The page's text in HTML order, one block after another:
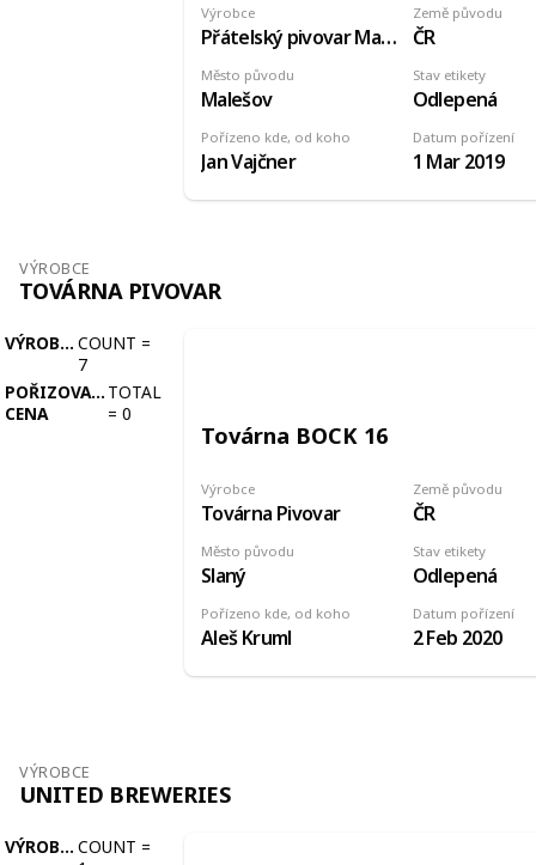
Výrobce
Přátelský pivovar Malešov
Země původu
ČR
Pořízeno kde, od koho
Jan Vajčner
Stav etikety
Odlepená
Datum pořízení
1 Mar 2019
Město původu
Malešov
VÝROBCE
TOVÁRNA PIVOVAR
VÝROBCE COUNT =
7
POŘIZOVACÍ
CENA
TOTAL
= 0
Továrna BOCK 16
Výrobce
Továrna Pivovar
Země původu
ČR
Pořízeno kde, od koho
Aleš Kruml
Stav etikety
Odlepená
Datum pořízení
2 Feb 2020
Město původu
Slaný
VÝROBCE
UNITED BREWERIES
VÝROBCE COUNT =